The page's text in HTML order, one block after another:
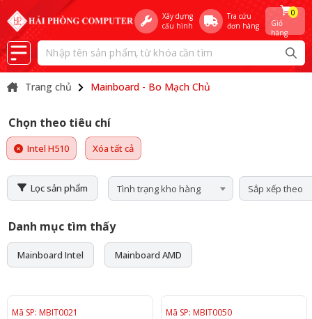
Xây dựng
cấu hình
Tra cứu
đơn hàng
Giỏ
hàng
0
Trang chủ Mainboard - Bo Mạch Chủ
Chọn theo tiêu chí
Intel H510 Xóa tất cả
Lọc sản phẩm Tình trạng kho hàng Sắp xếp theo
Danh mục tìm thấy
Mainboard Intel Mainboard AMD
Mã SP: MBIT0021 Mã SP: MBIT0050